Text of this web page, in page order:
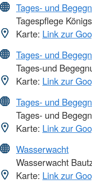
Tages- und
Tagespflege
Karte: Link zur
Tages- und
Tages-und
Karte: Link zur
Tages- und
Tages- und
Karte: Link zur
Wasserwacht
Wasserwacht
Karte: Link zur